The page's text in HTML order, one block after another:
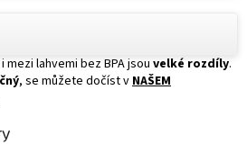
mezi lahvemi bez BPA jsou velké rozdíly.
, se můžete dočíst vNAŠEM